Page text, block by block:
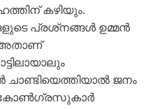
കഴിയും.
പ്രശ്‌നങ്ങള്‍ ഉമ്മന്‍
അതാണ്
ചാണ്ടിയെത്തിയാല്‍ ജനം
കോണ്‍ഗ്രസുകാര്‍